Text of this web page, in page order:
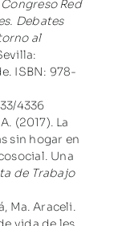
Congreso Red
Debates
al
ISBN: 978-
4336
(2017). La
sin hogar en
Una
de Trabajo
Ma. Araceli.